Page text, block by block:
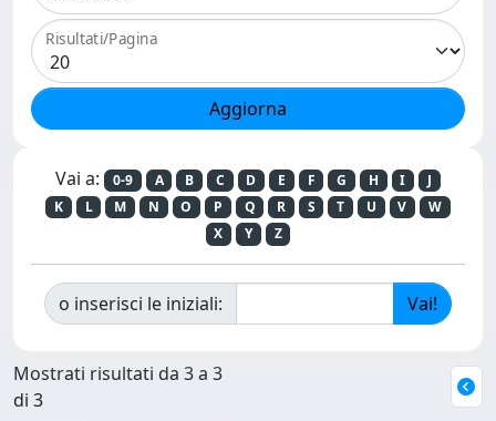
Risultati/Pagina
Vai a: 0-9 A B C D E F G H I
J
K
L M N O P Q R S T U V
W
X
Y Z
o inserisci le iniziali:
Mostrati risultati da 3 a 3
di 3